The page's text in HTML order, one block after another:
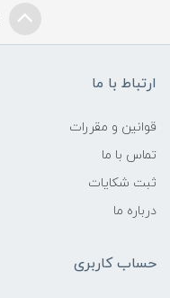
ارتباط با ما
قوانین و مقررات
تماس با ما
ثبت شکایات
درباره ما
حساب کاربری